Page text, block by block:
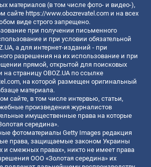
материалов (в том числе фото- и видео-),
сайте https://www.obozrevatel.com и на всех
виде строго запрещено.
при получении письменного
и при условии обязательной
а для интернет-изданий - при
разрешения на их использование и при
прямой, открытой для поисковых
страницу OBOZ.UA по ссылке
, на которой размещен оригинальный
материала.
сайте, в том числе интервью, статьи,
произведения журналистов
имущественные права на которые
середина».
фотоматериалы Getty Images редакция
права, защищаемые законом Украины
и смежных правах», никто не имеет права
ООО «Золотая середина» их